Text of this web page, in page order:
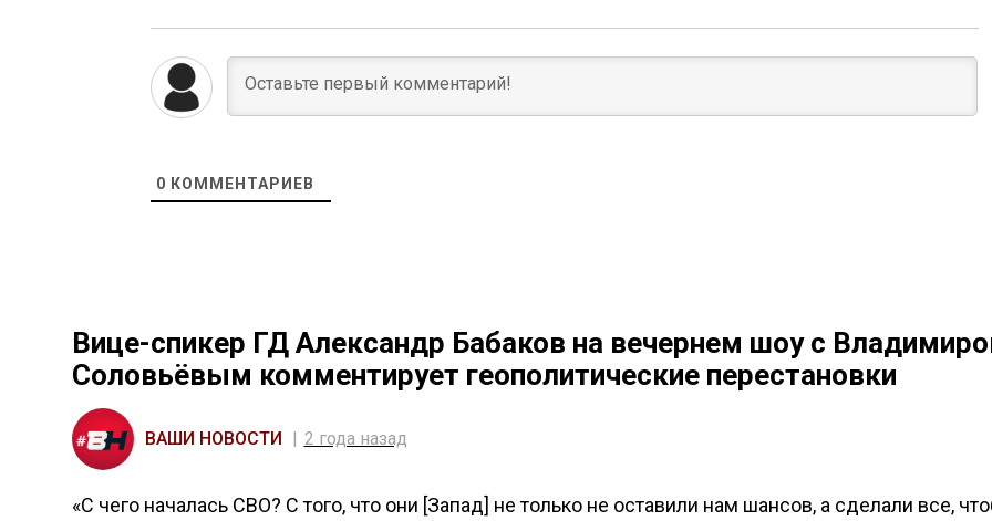
0 КОММЕНТАРИЕВ
Вице-спикер ГД Александр Бабаков на вечернем шоу с
Соловьёвым комментирует геополитические перестановки
ВАШИ НОВОСТИ 2 года назад
«С чего началась СВО? С того, что они [Запад] не только не оставили нам шансов, а сделали все,